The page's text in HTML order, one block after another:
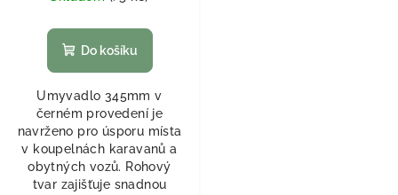
Do košíku
Umyvadlo 345mm v
černém provedení je
navrženo pro úsporu místa
v koupelnách karavanů a
obytných vozů. Rohový
tvar zajišťuje snadnou